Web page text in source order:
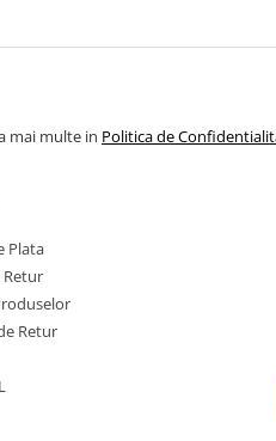
mai multe in Politica de
Plata
Retur
Retur